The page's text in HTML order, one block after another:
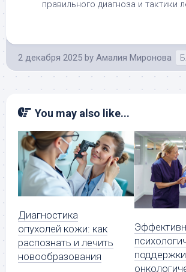
правильного диагноза и тактики
2 декабря 2025 by Амалия Миронова
You may also like...
Диагностика
опухолей кожи: как
распознать и лечить
новообразования
поддержки